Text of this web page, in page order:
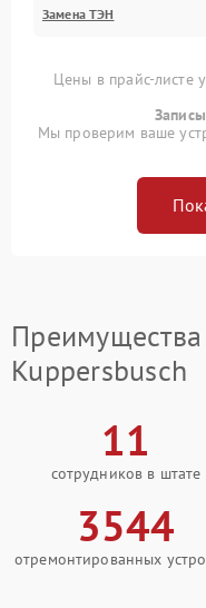
Замена ТЭН
Цены в прайс-листе
Мы проверим ваше
Преимущества
Kuppersbusch
11
сотрудников в штате
3544
отремонтированных